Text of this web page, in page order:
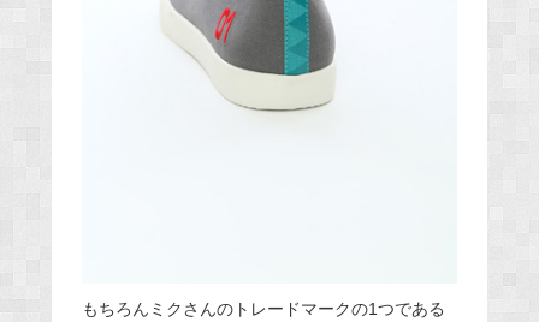
もちろんミクさんのトレードマークの1つである